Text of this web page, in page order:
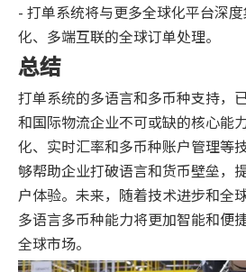
- 打单系统将与更多全球化平台深
化、多端互联的全球订单处理。
总结
打单系统的多语言和多币种支持，
和国际物流企业不可或缺的核心能
化、实时汇率和多币种账户管理等
够帮助企业打破语言和货币壁垒，
户体验。未来，随着技术进步和全
多语言多币种能力将更加智能和便
全球市场。